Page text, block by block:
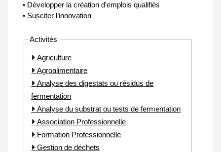
• Développer la création d’emplois qualifiés
• Susciter l’innovation
Activités
Agriculture
Agroalimentaire
Analyse des digestats ou résidus de
fermentation
Analyse du substrat ou tests de fermentation
Association Professionnelle
Formation Professionnelle
Gestion de déchets